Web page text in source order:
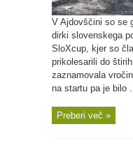
V Ajdovščini so se
dirki slovenskega
SloXcup, kjer so
prikolesarili do
zaznamovala
na startu pa je bilo
Preberi več »